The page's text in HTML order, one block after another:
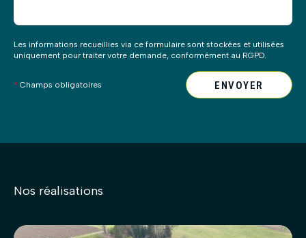
Les informations recueillies via ce formulaire sont stockées et utilisées
uniquement pour traiter votre demande, conformément au RGPD.
* Champs obligatoires ENVOYER
Nos réalisations